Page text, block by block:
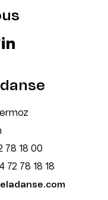
78 18 00
78 18 18